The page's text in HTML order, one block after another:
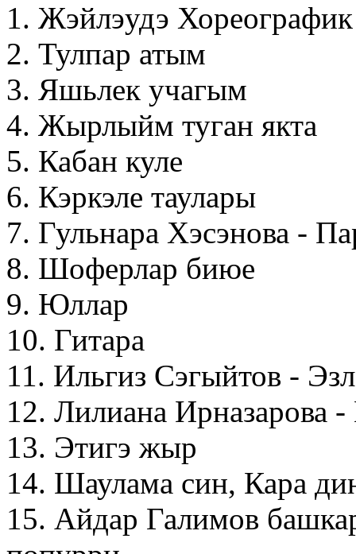
1. Жэйлэудэ
2. Тулпар атым
3. Яшьлек учагым
4. Жырлыйм туган якта
5. Кабан куле
6. Кэркэле таулары
7. Гульнара Хэсэнова -
8. Шоферлар биюе
9. Юллар
10. Гитара
11. Ильгиз Сэгыйтов -
12. Лилиана Ирназарова
13. Этигэ жыр
14. Шаулама син, Кара
15. Айдар Галимов